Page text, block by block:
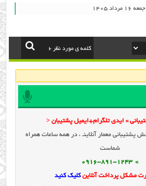
۱۴۰۵
» ایدی تلگرام+ایمیل پشتیبان <
پشتیبانی معمار آنلاینـ ، در همه ساعات همراه
شماست
» 0916-891-1243
مشکل پرداخت آنلاینکلیک کنید